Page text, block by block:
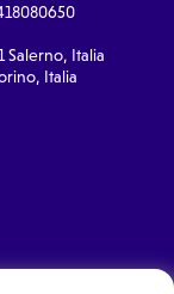
Salerno, Italia
Italia